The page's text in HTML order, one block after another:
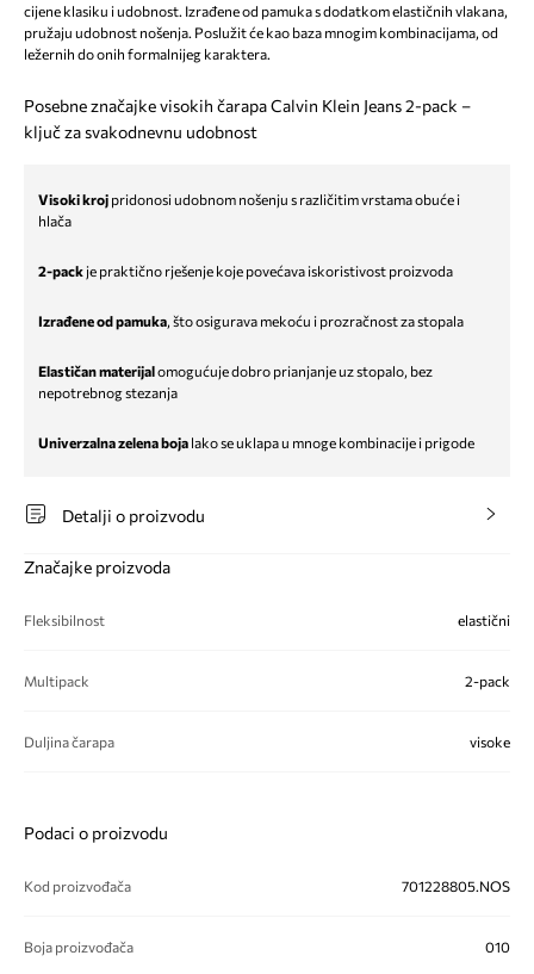
cijene klasiku i udobnost. Izrađene od pamuka s dodatkom elastičnih vlakana,
pružaju udobnost nošenja. Poslužit će kao baza mnogim kombinacijama, od
ležernih do onih formalnijeg karaktera.
Posebne značajke visokih čarapa Calvin Klein Jeans 2-pack –
ključ za svakodnevnu udobnost
Visoki kroj pridonosi udobnom nošenju s različitim vrstama obuće i
hlača
2-pack je praktično rješenje koje povećava iskoristivost proizvoda
Izrađene od pamuka, što osigurava mekoću i prozračnost za stopala
Elastičan materijalomogućuje dobro prianjanje uz stopalo, bez
nepotrebnog stezanja
Univerzalna zelena boja lako se uklapa u mnoge kombinacije i prigode
Detalji o proizvodu
Značajke proizvoda
Fleksibilnost elastični
Multipack 2-pack
Duljina čarapa visoke
Podaci o proizvodu
Kod proizvođača 701228805.NOS
Boja proizvođača 010